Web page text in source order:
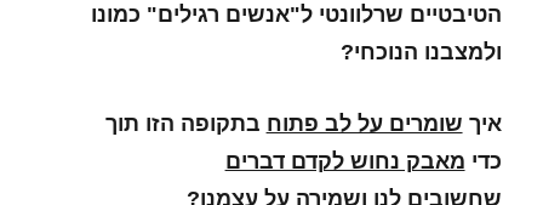
הטיבטיים שרלוונטי ל"אנשים רגילים" כמונו
ולמצבנו הנוכחי?
איך שומרים על לב פתוח בתקופה הזו תוך
כדי מאבק נחוש לקדם דברים
שחשובים לנו ושמירה על עצמנו?